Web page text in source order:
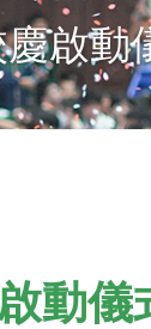
啟動
動儀